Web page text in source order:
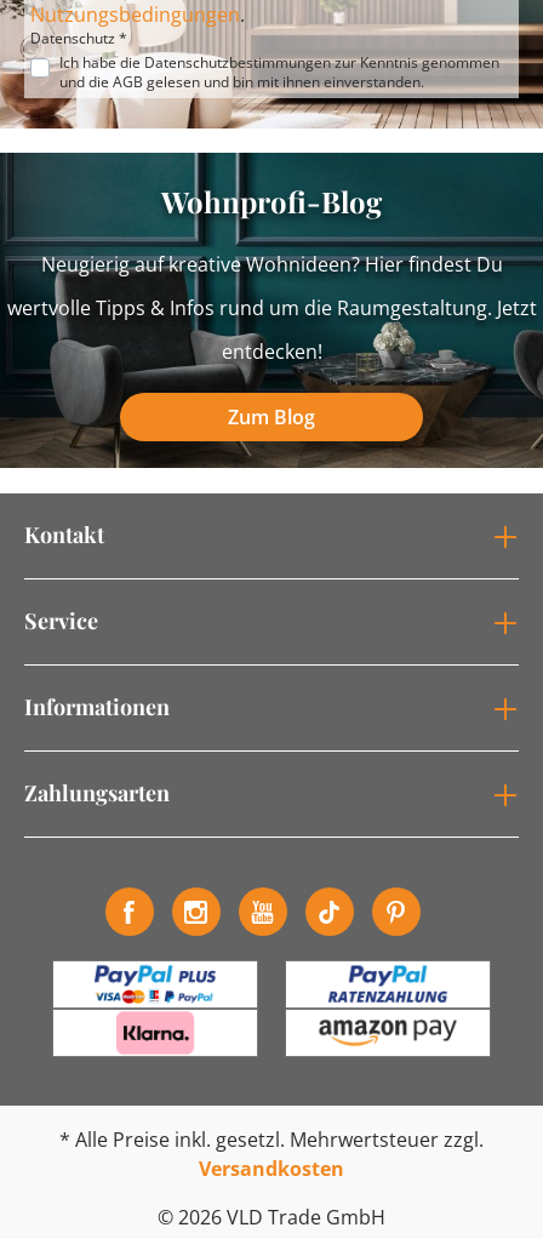
Nutzungsbedingungen.
Datenschutz *
Ich habe die Datenschutzbestimmungenzur Kenntnis genommen
und die AGB gelesen und bin mit ihnen einverstanden.
Wohnprofi-Blog
Neugierig auf kreative Wohnideen? Hier findest Du
wertvolle Tipps & Infos rund um die Raumgestaltung. Jetzt
entdecken!
Zum Blog
Kontakt
Service
Informationen
Zahlungsarten
* Alle Preise inkl. gesetzl. Mehrwertsteuer zzgl.
Versandkosten
© 2026 VLD Trade GmbH